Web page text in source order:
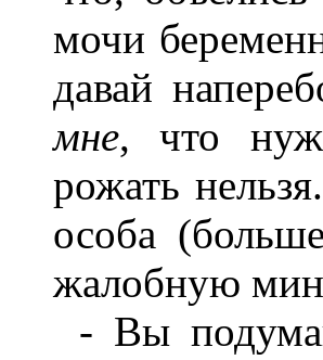
мочи
давай
мне, что
рожать
особа
жалобную
- Вы